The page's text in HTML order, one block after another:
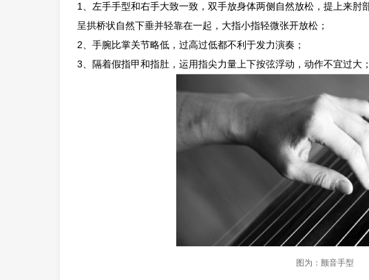
1、左手手型和右手大致一致，双手放身体两侧自然放松，提上来肘
呈拱桥状自然下垂并轻靠在一起，大指小指轻微张开放松；
2、手腕比掌关节略低，过高过低都不利于发力演奏；
3、隔着假指甲和指肚，运用指尖力量上下按弦浮动，动作不宜过大；
图为：颤音手型